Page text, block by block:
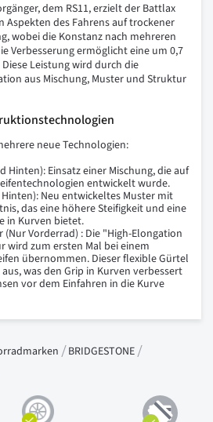
dem RS11, erzielt der Battlax
Aspekten des Fahrens auf trockener
wobei die Konstanz nach mehreren
Verbesserung ermöglicht eine um 0,7
Leistung wird durch die
aus Mischung, Muster und Struktur
neue Technologien:
Hinten): Einsatz einer Mischung, die auf
entwickelt wurde.
Neu entwickeltes Muster mit
das eine höhere Steifigkeit und eine
in Kurven bietet.
(Nur Vorderrad) : Die "High-Elongation
wird zum ersten Mal bei einem
übernommen. Dieser flexible Gürtel
was den Grip in Kurven verbessert
vor dem Einfahren in die Kurve
BRIDGESTONE